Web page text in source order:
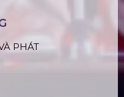
Đông, Phú Quốc
- Bến Lức, Long
Xuân, Bình Chánh,